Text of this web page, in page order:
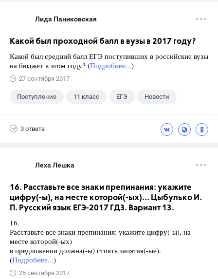
Лида Паниковская
Какой был проходной балл в вузы в 2017 году?
Какой был средний балл ЕГЭ поступивших в российские вузы
на бюджет в этом году? (Подробнее...)
27 сентября 2017
Поступление 11 класс ЕГЭ Новости
3 ответа
Леха Лешка
16. Расставьте все знаки препинания: укажите
цифру(-ы), на месте которой(-ых)... Цыбулько И.
П. Русский язык ЕГЭ-2017 ГДЗ. Вариант 13.
16.
Расставьте все знаки препинания: укажите цифру(-ы), на
месте которой(-ых)
в предложении должна(-ы) стоять запятая(-ые).
(Подробнее...)
25 сентября 2017